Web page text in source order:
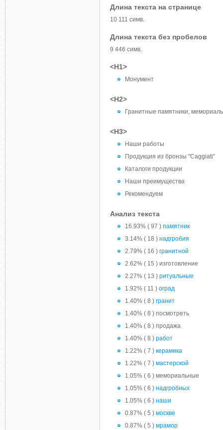
Длина текста на странице
10 111 симв.
Длина текста без пробелов
9 446 симв.
<H1>
Монумент
<H2>
Гранитные памятники,
<H3>
Наши работы
Продукция из бронзы "Caggiati"
Каталоги продукции
Наши преимущества
Рекомендуем
Анализ текста
16.93% ( 97 ) памятник
3.14% ( 18 ) надгробия
2.79% ( 16 ) гранитной
2.62% ( 15 ) изготовление
2.27% ( 13 ) ритуальные
1.92% ( 11 ) оград
1.40% ( 8 ) гранит
1.40% ( 8 ) посмотреть
1.40% ( 8 ) продажа
1.40% ( 8 ) работ
1.22% ( 7 ) керамика
1.22% ( 7 ) мастерской
1.05% ( 6 ) мемориальные
1.05% ( 6 ) надгробных
1.05% ( 6 ) наши
0.87% ( 5 ) москве
0.87% ( 5 ) мрамор